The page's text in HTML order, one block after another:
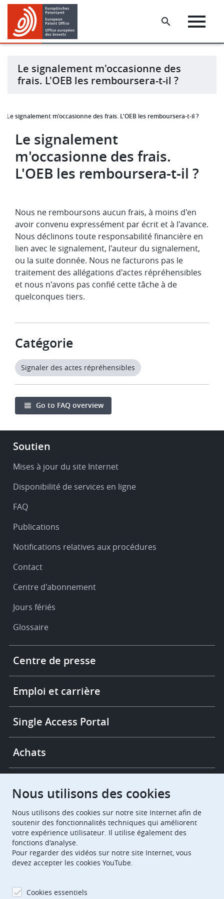
Skip
main
content
Skip
footer
Le signalement m'occasionne des
frais. L'OEB les remboursera-t-il ?
Le signalement m'occasionne des frais. L'OEB les remboursera-t-il ?
Le signalement
m'occasionne des frais.
L'OEB les remboursera-t-il ?
Nous ne remboursons aucun frais, à moins d'en
avoir convenu expressément par écrit et à l'avance.
Nous déclinons toute responsabilité financière en
lien avec le signalement, l'auteur du signalement,
ou la suite donnée. Nous ne facturons pas le
traitement des allégations d'actes répréhensibles
et nous n'avons pas confié cette tâche à de
quelconques tiers.
Catégorie
Signaler des actes répréhensibles
Go to FAQ overview
Footer
Service
support
Soutien
Mises à jour du site Internet
Disponibilité de services en ligne
FAQ
Publications
Notifications relatives aux procédures
Contact
Centre d'abonnement
Jours fériés
Glossaire
More
links
Centre de presse
Emploi et carrière
Single Access Portal
Achats
European Patent Office EPO Jobs
EuropeanPatentOffice
Nous utilisons des cookies
Nous utilisons des cookies sur notre site Internet afin de
soutenir des fonctionnalités techniques qui améliorent
votre expérience utilisateur. Il utilise également des
fonctions d'analyse.
Pour regarder des vidéos sur notre site Internet, vous
devez accepter les cookies YouTube.
Cookies essentiels